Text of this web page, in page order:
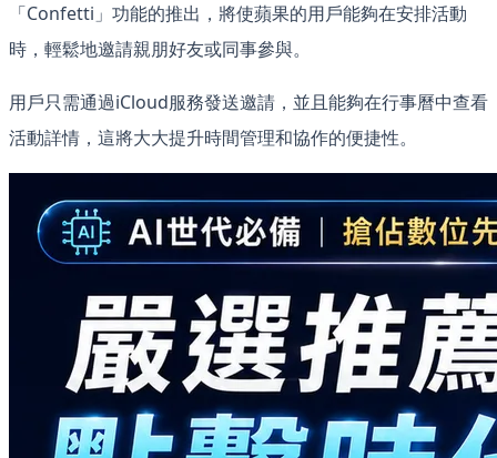
「Confetti」功能的推出，將使蘋果的用戶能夠在安排活動
時，輕鬆地邀請親朋好友或同事參與。
用戶只需通過iCloud服務發送邀請，並且能夠在行事曆中查看
活動詳情，這將大大提升時間管理和協作的便捷性。